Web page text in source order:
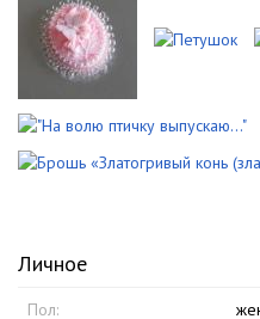
Личное
Пол: